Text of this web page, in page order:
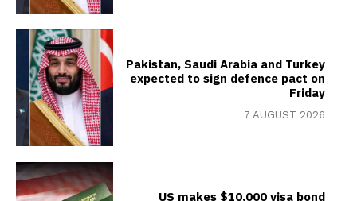
Pakistan, Saudi Arabia and Turkey
expected to sign defence pact on
Friday
7 AUGUST 2026
US makes $10,000 visa bond